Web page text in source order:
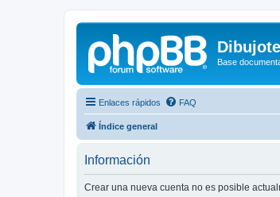
Base
Enlaces rápidos FAQ
Índice general
Información
Crear una nueva cuenta no es posible